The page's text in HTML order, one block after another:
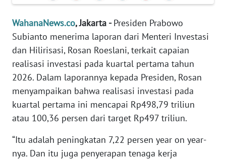
WahanaNews.co, Jakarta -Presiden Prabowo
Subianto menerima laporan dari Menteri Investasi
dan Hilirisasi, Rosan Roeslani, terkait capaian
realisasi investasi pada kuartal pertama tahun
2026. Dalam laporannya kepada Presiden, Rosan
menyampaikan bahwa realisasi investasi pada
kuartal pertama ini mencapai Rp498,79 triliun
atau 100,36 persen dari target Rp497 triliun.
“Itu adalah peningkatan 7,22 persen year on year-
nya. Dan itu juga penyerapan tenaga kerja
Informasi
INDEKS
BERITA
KONTAK
KAMI
IKLAN
TENTANG